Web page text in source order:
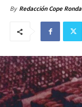
By Redacción Cope Ronda